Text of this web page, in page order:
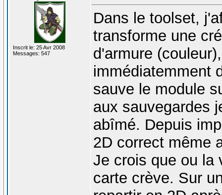
Inscrit le: 25 Avr 2008
Messages: 547
Dans le toolset,
transforme une
d'armure
immédiatemment
sauve le module
aux sauvegardes
abîmé. Depuis
2D correct même
Je crois que ou la
carte crève. Sur